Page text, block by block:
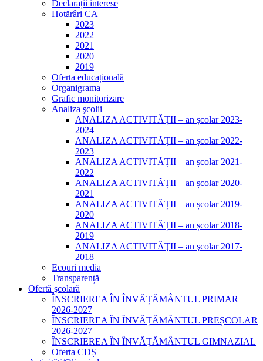
Declarații interese
Hotărâri CA
2023
2022
2021
2020
2019
Oferta educațională
Organigrama
Grafic monitorizare
Analiza şcolii
ANALIZA ACTIVITĂȚII – an școlar 2023-
2024
ANALIZA ACTIVITĂȚII – an școlar 2022-
2023
ANALIZA ACTIVITĂȚII – an școlar 2021-
2022
ANALIZA ACTIVITĂȚII – an școlar 2020-
2021
ANALIZA ACTIVITĂȚII – an școlar 2019-
2020
ANALIZA ACTIVITĂȚII – an școlar 2018-
2019
ANALIZA ACTIVITĂŢII – an şcolar 2017-
2018
Ecouri media
Transparență
Ofertă şcolară
ÎNSCRIEREA ÎN ÎNVĂȚĂMÂNTUL PRIMAR
2026-2027
ÎNSCRIEREA ÎN ÎNVĂȚĂMÂNTUL PREȘCOLAR
2026-2027
ÎNSCRIEREA ÎN ÎNVĂȚĂMÂNTUL GIMNAZIAL
Oferta CDȘ